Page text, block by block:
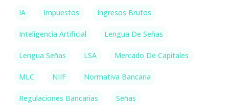
IA Impuestos Ingresos Brutos
Inteligencia Artificial Lengua De Señas
Lengua Señas LSA Mercado De Capitales
MLC NIIF Normativa Bancaria
Regulaciones Bancarias Señas